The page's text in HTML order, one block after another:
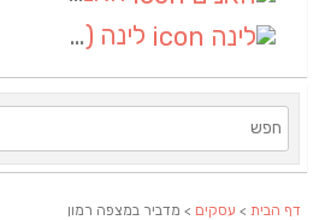
לינה (1)
דף הבית > עסקים > מדביר במצפה רמון